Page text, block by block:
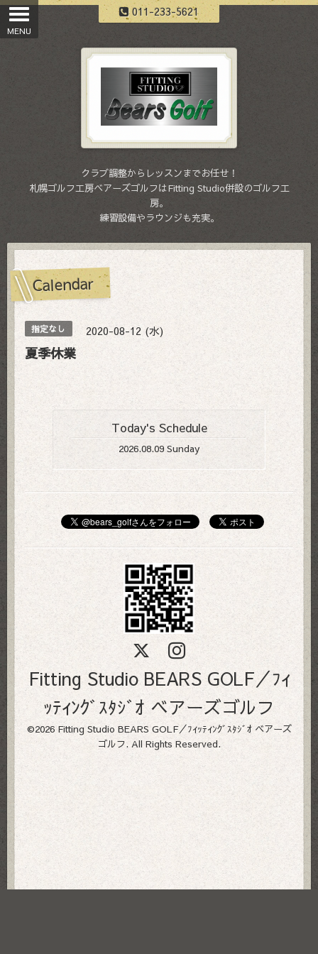
011-233-5621
クラブ調整からレッスンまでお任せ！
札幌ゴルフ工房ベアーズゴルフはFitting Studio併設のゴルフ工
房。
練習設備やラウンジも充実。
Calendar
指定なし 2020-08-12 (水)
夏季休業
Today's Schedule
2026.08.09 Sunday
Fitting Studio BEARS GOLF／ﾌｨ
ｯﾃｨﾝｸﾞｽﾀｼﾞｵ ベアーズゴルフ
©2026 Fitting Studio BEARS GOLF／ﾌｨｯﾃｨﾝｸﾞｽﾀｼﾞｵ ベアーズ
ゴルフ. All Rights Reserved.